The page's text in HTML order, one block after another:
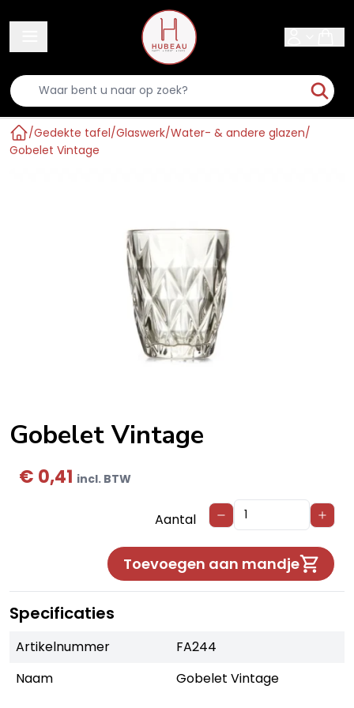
Home
/Gedekte tafel/Glaswerk/Water- & andere glazen/
Gobelet Vintage
Gobelet Vintage
€ 0,41 incl. BTW
Aantal
Toevoegen aan mandje
Specificaties
Artikelnummer
FA244
Naam
Gobelet Vintage